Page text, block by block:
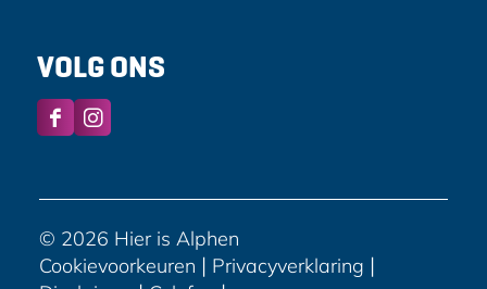
VOLG ONS
F
e
b
o
I
t
a
g
© 2026 Hier is Alphen
Cookievoorkeuren | Privacyverklaring |